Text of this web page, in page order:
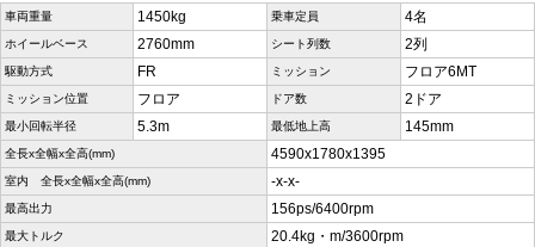
車両重量 1450kg 乗車定員 4名
ホイールベース 2760mm シート列数 2列
駆動方式 FR ミッション フロア6MT
ミッション位置 フロア ドア数 2ドア
最小回転半径 5.3m 最低地上高 145mm
全長x全幅x全高(mm) 4590x1780x1395
室内 全長x全幅x全高(mm) -x-x-
最高出力 156ps/6400rpm
最大トルク 20.4kg・m/3600rpm